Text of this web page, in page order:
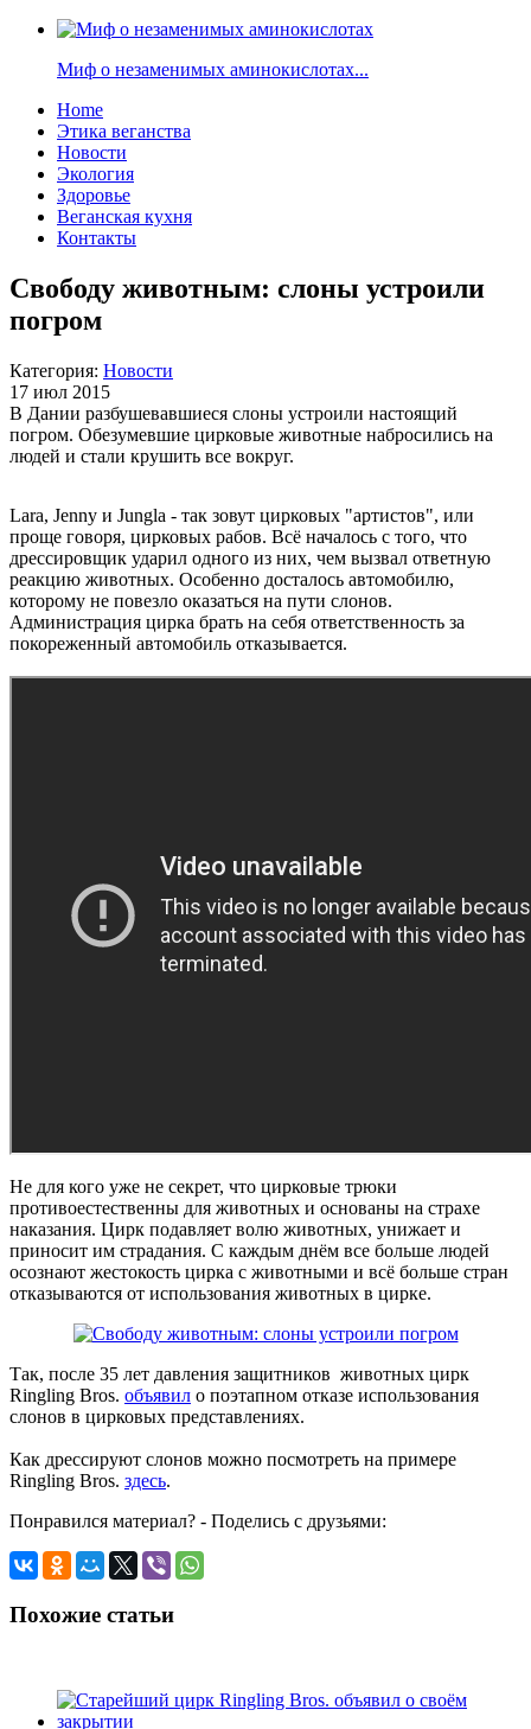
Миф о незаменимых аминокислотах...
Home
Этика веганства
Новости
Экология
Здоровье
Веганская кухня
Контакты
Свободу животным: слоны устроили
погром
Категория: Новости
17 июл 2015
В Дании разбушевавшиеся слоны устроили настоящий
погром. Обезумевшие цирковые животные набросились на
людей и стали крушить все вокруг.
Lara, Jenny и Jungla - так зовут цирковых "артистов", или
проще говоря, цирковых рабов. Всё началось с того, что
дрессировщик ударил одного из них, чем вызвал ответную
реакцию животных. Особенно досталось автомобилю,
которому не повезло оказаться на пути слонов.
Администрация цирка брать на себя ответственность за
покореженный автомобиль отказывается.
Не для кого уже не секрет, что цирковые трюки
противоестественны для животных и основаны на страхе
наказания. Цирк подавляет волю животных, унижает и
приносит им страдания. С каждым днём все больше людей
осознают жестокость цирка с животными и всё больше стран
отказываются от использования животных в цирке.
Так, после 35 лет давления защитников животных цирк
Ringling Bros. объявил о поэтапном отказе использования
слонов в цирковых представлениях.
Как дрессируют слонов можно посмотреть на примере
Ringling Bros. здесь.
Понравился материал? - Поделись с друзьями:
Похожие статьи